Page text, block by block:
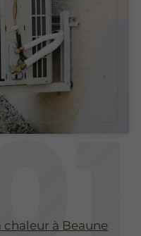
à Beaune